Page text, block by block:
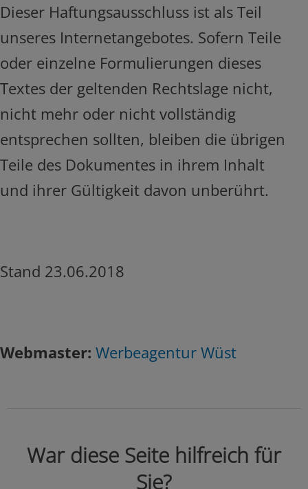
Dieser Haftungsausschluss ist als Teil
unseres Internetangebotes. Sofern Teile
oder einzelne Formulierungen dieses
Textes der geltenden Rechtslage nicht,
nicht mehr oder nicht vollständig
entsprechen sollten, bleiben die übrigen
Teile des Dokumentes in ihrem Inhalt
und ihrer Gültigkeit davon unberührt.
Stand 23.06.2018
Webmaster: Werbeagentur Wüst
War diese Seite hilfreich für
Sie?